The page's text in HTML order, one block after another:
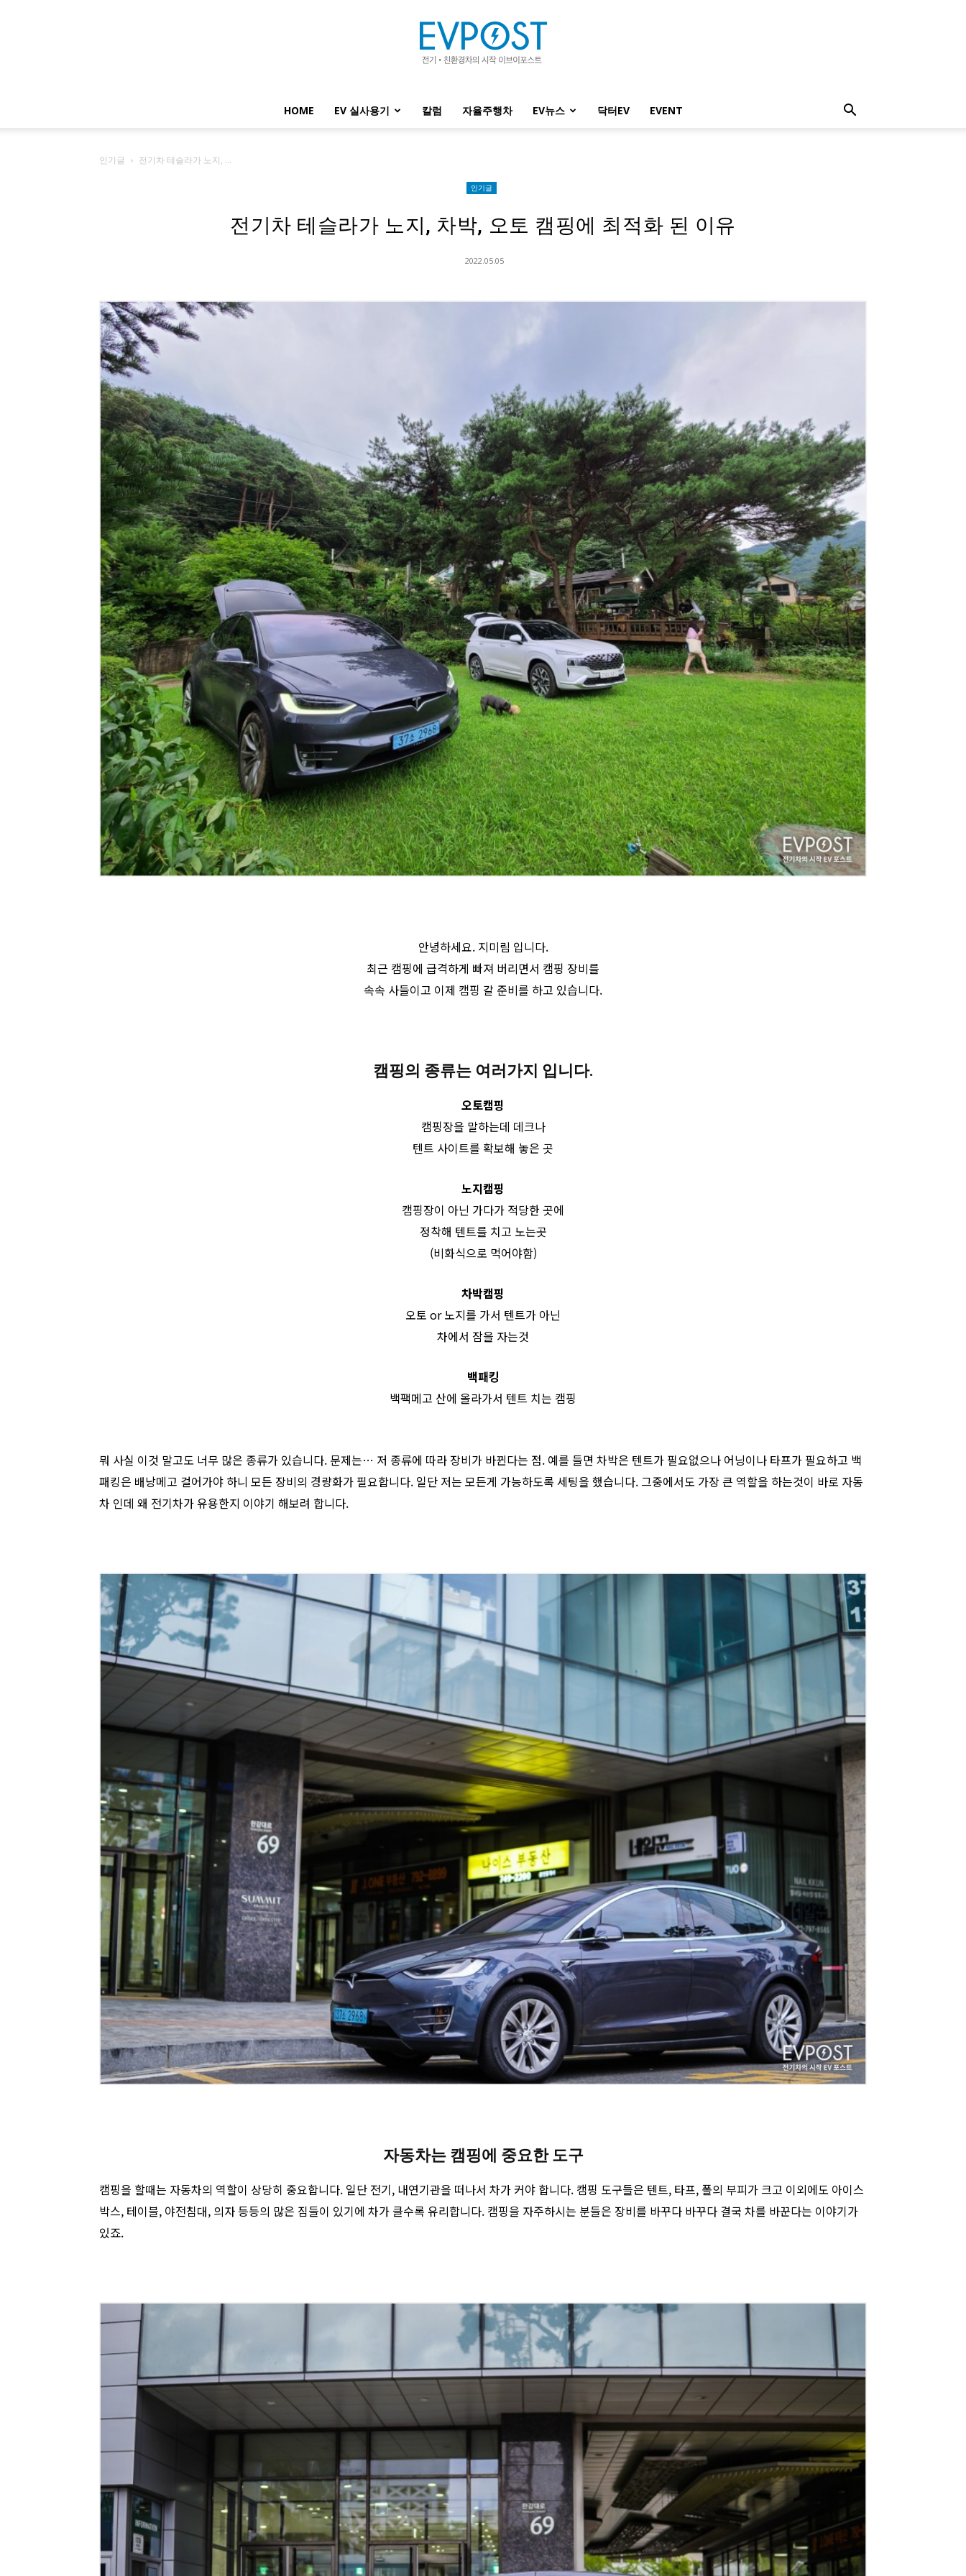
HOME EV 실사용기 칼럼 자율주행차 EV뉴스 닥터EV EVENT
인기글 전기차 테슬라가 노지, ...
인기글
전기차 테슬라가 노지, 차박, 오토 캠핑에 최적화 된 이유
2022.05.05
안녕하세요. 지미림 입니다.
최근 캠핑에 급격하게 빠져 버리면서 캠핑 장비를
속속 사들이고 이제 캠핑 갈 준비를 하고 있습니다.
캠핑의 종류는 여러가지 입니다.
오토캠핑
캠핑장을 말하는데 데크나
텐트 사이트를 확보해 놓은 곳
노지캠핑
캠핑장이 아닌 가다가 적당한 곳에
정착해 텐트를 치고 노는곳
(비화식으로 먹어야함)
차박캠핑
오토 or 노지를 가서 텐트가 아닌
차에서 잠을 자는것
백패킹
백팩메고 산에 올라가서 텐트 치는 캠핑
뭐 사실 이것 말고도 너무 많은 종류가 있습니다. 문제는… 저 종류에 따라 장비가 바뀐다는 점. 예를 들면 차박은 텐트가 필요없으나 어닝이나 타프가 필요하고 백
패킹은 배낭메고 걸어가야 하니 모든 장비의 경량화가 필요합니다. 일단 저는 모든게 가능하도록 세팅을 했습니다. 그중에서도 가장 큰 역할을 하는것이 바로 자동
차 인데 왜 전기차가 유용한지 이야기 해보려 합니다.
자동차는 캠핑에 중요한 도구
캠핑을 할때는 자동차의 역할이 상당히 중요합니다. 일단 전기, 내연기관을 떠나서 차가 커야 합니다. 캠핑 도구들은 텐트, 타프, 폴의 부피가 크고 이외에도 아이스
박스, 테이블, 야전침대, 의자 등등의 많은 짐들이 있기에 차가 클수록 유리합니다. 캠핑을 자주하시는 분들은 장비를 바꾸다 바꾸다 결국 차를 바꾼다는 이야기가
있죠.